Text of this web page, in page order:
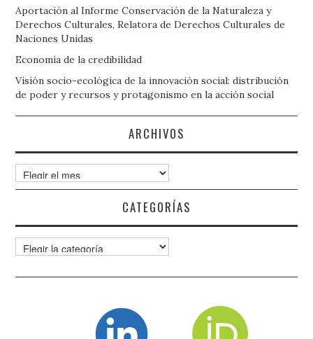
Aportación al Informe Conservación de la Naturaleza y
Derechos Culturales, Relatora de Derechos Culturales de
Naciones Unidas
Economía de la credibilidad
Visión socio-ecológica de la innovación social: distribución
de poder y recursos y protagonismo en la acción social
ARCHIVOS
Archivos
CATEGORÍAS
Categorías